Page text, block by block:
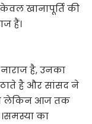
खानापूर्ति की
हैं।
है, उनका
है और सांसद ने
लेकिन आज तक
का